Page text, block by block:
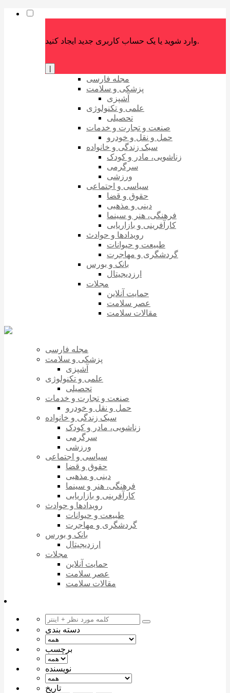
وارد شوید یا یک حساب کاربری جدید ایجاد کنید.
مجله فارسی
پزشکی و سلامت
آشپزی
علمی و تکنولوژی
تحصیلی
صنعت و تجارت و خدمات
حمل و نقل و خودرو
سبک زندگی و خانواده
زناشویی، مادر و کودک
سرگرمی
ورزشی
سیاسی و اجتماعی
حقوق و قضا
دینی و مذهبی
فرهنگی، هنر و سینما
کارآفرینی و بازاریابی
رویدادها و حوادث
طبیعت و حیوانات
گردشگری و مهاجرت
بانک و بورس
ارزدیجیتال
مجلات
حمایت آنلاین
عصر سلامت
مقالات سلامت
مجله فارسی
پزشکی و سلامت
آشپزی
علمی و تکنولوژی
تحصیلی
صنعت و تجارت و خدمات
حمل و نقل و خودرو
سبک زندگی و خانواده
زناشویی، مادر و کودک
سرگرمی
ورزشی
سیاسی و اجتماعی
حقوق و قضا
دینی و مذهبی
فرهنگی، هنر و سینما
کارآفرینی و بازاریابی
رویدادها و حوادث
طبیعت و حیوانات
گردشگری و مهاجرت
بانک و بورس
ارزدیجیتال
مجلات
حمایت آنلاین
عصر سلامت
مقالات سلامت
دسته بندی
برچسب
نویسنده
تاریخ